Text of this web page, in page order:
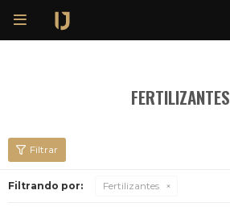

FERTILIZANTES
Filtrando por: Fertilizantes